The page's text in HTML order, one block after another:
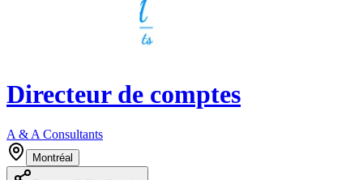
Directeur de comptes
A & A Consultants
Montréal